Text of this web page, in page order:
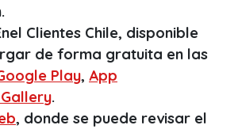
Clientes Chile, disponible
de forma gratuita en las
Play, App
.
, donde se puede revisar el